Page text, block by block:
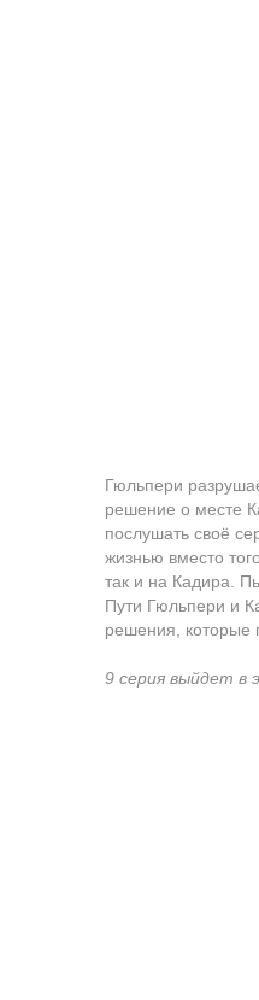
Гюльпери
решение о месте
послушать своё
жизнью вместо
так и на Кадира.
Пути Гюльпери и
решения, которые
9 серия выйдет в